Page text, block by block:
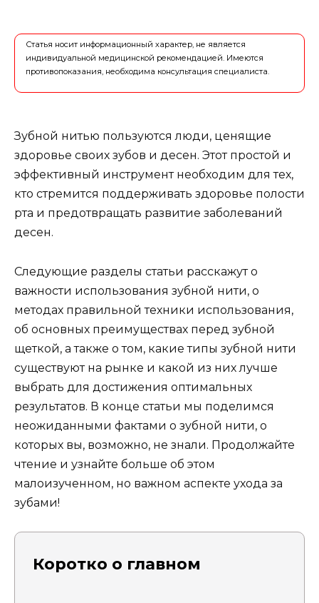
Статья носит информационный характер, не является
индивидуальной медицинской рекомендацией. Имеются
противопоказания, необходима консультация специалиста.
Зубной нитью пользуются люди, ценящие
здоровье своих зубов и десен. Этот простой и
эффективный инструмент необходим для тех,
кто стремится поддерживать здоровье полости
рта и предотвращать развитие заболеваний
десен.
Следующие разделы статьи расскажут о
важности использования зубной нити, о
методах правильной техники использования,
об основных преимуществах перед зубной
щеткой, а также о том, какие типы зубной нити
существуют на рынке и какой из них лучше
выбрать для достижения оптимальных
результатов. В конце статьи мы поделимся
неожиданными фактами о зубной нити, о
которых вы, возможно, не знали. Продолжайте
чтение и узнайте больше об этом
малоизученном, но важном аспекте ухода за
зубами!
Коротко о главном